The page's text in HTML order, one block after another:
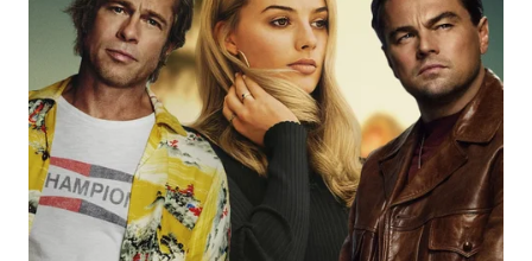
WN
MALUKU
WN
MALUT
WN
DAIRI